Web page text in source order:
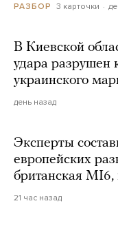
РАЗБОР 3 карточки
В Киевской
удара разрушен
украинского
день назад
Эксперты
европейских
британская
21 час назад